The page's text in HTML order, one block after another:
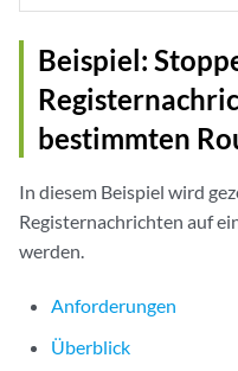
Beispiel:
bestimmten
In diesem Beispiel wird
Registernachrichten auf
werden.
Anforderungen
Überblick